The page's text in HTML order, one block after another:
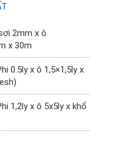
2mm x ô
x 30m
0.5ly x ô 1,5×1,5ly x
1,2ly x ô 5x5ly x khổ